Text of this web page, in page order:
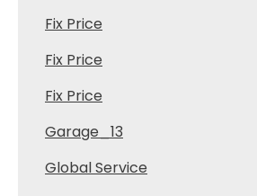
Fix Price
Fix Price
Fix Price
Garage_13
Global Service